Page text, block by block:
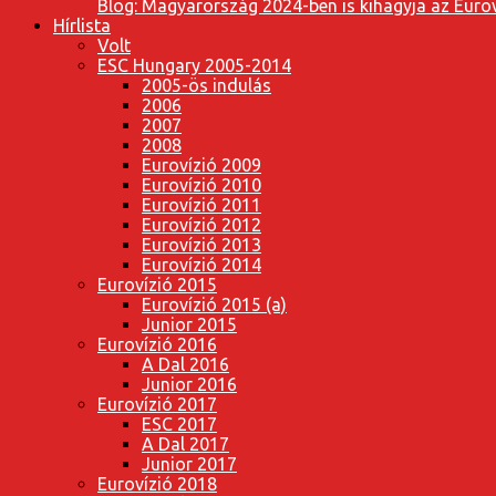
Blog: Magyarország 2024-ben is kihagyja az
Hírlista
Volt
ESC Hungary 2005-2014
2005-ös indulás
2006
2007
2008
Eurovízió 2009
Eurovízió 2010
Eurovízió 2011
Eurovízió 2012
Eurovízió 2013
Eurovízió 2014
Eurovízió 2015
Eurovízió 2015 (a)
Junior 2015
Eurovízió 2016
A Dal 2016
Junior 2016
Eurovízió 2017
ESC 2017
A Dal 2017
Junior 2017
Eurovízió 2018